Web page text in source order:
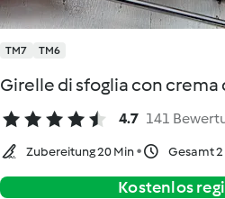
TM7 TM6
Girelle di sfoglia con crema
4.7 141
Zubereitung 20 Min Gesamt 2
Kostenlos